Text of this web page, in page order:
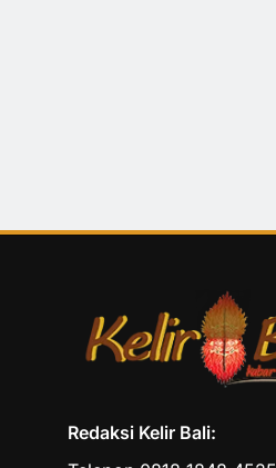
Redaksi Kelir Bali: